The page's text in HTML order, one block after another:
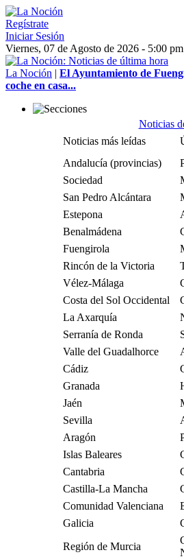
Regístrate
Iniciar Sesión
Viernes, 07 de Agosto de 2026 - 5:00 pm
La Noción | El Ayuntamiento de
coche en casa...
Noticias
Noticias más leídas
Andalucía (provincias)
Sociedad
San Pedro Alcántara
Estepona
Benalmádena
Fuengirola
Rincón de la Victoria
Vélez-Málaga
Costa del Sol Occidental
La Axarquía
Serranía de Ronda
Valle del Guadalhorce
Cádiz
Granada
Jaén
Sevilla
Aragón
Islas Baleares
Cantabria
Castilla-La Mancha
Comunidad Valenciana
Galicia
Región de Murcia